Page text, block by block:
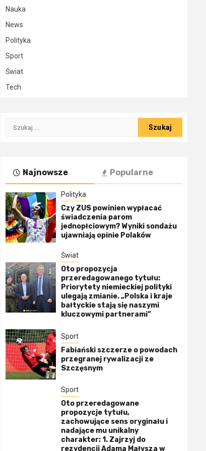
Nauka
News
Polityka
Sport
Świat
Tech
Szukaj:
Najnowsze Popularne
Polityka
Czy ZUS powinien wypłacać
świadczenia parom
jednopłciowym? Wyniki sondażu
ujawniają opinie Polaków
Świat
Oto propozycja
przeredagowanego tytułu:
Priorytety niemieckiej polityki
ulegają zmianie. „Polska i kraje
bałtyckie stają się naszymi
kluczowymi partnerami”
Sport
Fabiański szczerze o powodach
przegranej rywalizacji ze
Szczęsnym
Sport
Oto przeredagowane
propozycje tytułu,
zachowujące sens oryginału i
nadające mu unikalny
charakter: 1. Zajrzyj do
rezydencji Adama Małysza w